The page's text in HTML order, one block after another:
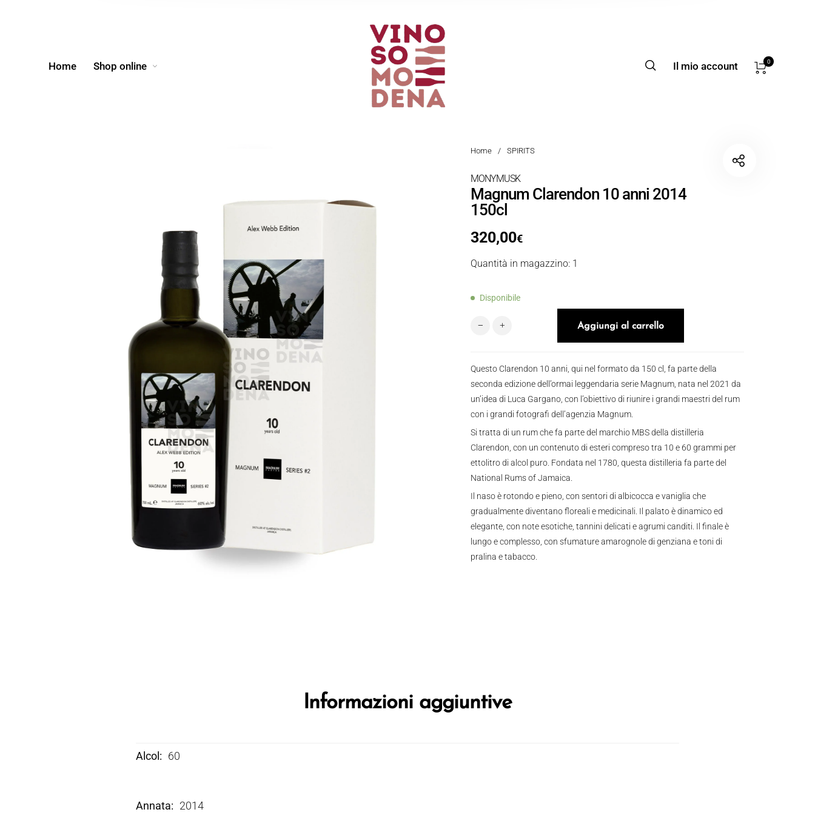
Home Shop online Il mio account 0
Home / SPIRITS
MONYMUSK
Magnum Clarendon 10 anni 2014
150cl
320,00€
Quantità in magazzino: 1
Disponibile
Magnum Clarendon 10 anni 2014 150cl quantità
Aggiungi al carrello
Questo Clarendon 10 anni, qui nel formato da 150 cl, fa parte della
seconda edizione dell’ormai leggendaria serie Magnum, nata nel 2021 da
un’idea di Luca Gargano, con l’obiettivo di riunire i grandi maestri del rum
con i grandi fotografi dell’agenzia Magnum.
Si tratta di un rum che fa parte del marchio MBS della distilleria
Clarendon, con un contenuto di esteri compreso tra 10 e 60 grammi per
ettolitro di alcol puro. Fondata nel 1780, questa distilleria fa parte del
National Rums of Jamaica.
Il naso è rotondo e pieno, con sentori di albicocca e vaniglia che
gradualmente diventano floreali e medicinali. Il palato è dinamico ed
elegante, con note esotiche, tannini delicati e agrumi canditi. Il finale è
lungo e complesso, con sfumature amarognole di genziana e toni di
pralina e tabacco.
Informazioni aggiuntive
Alcol 60
Annata 2014